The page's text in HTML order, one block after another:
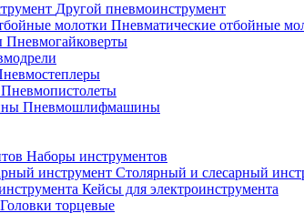
Другой пневмоинструмент
Пневматические отбойные
Пневмогайковерты
Пневмопистолеты
Пневмошлифмашины
Наборы инструментов
Столярный и слесарный
Кейсы для электроинструмента
Головки торцевые